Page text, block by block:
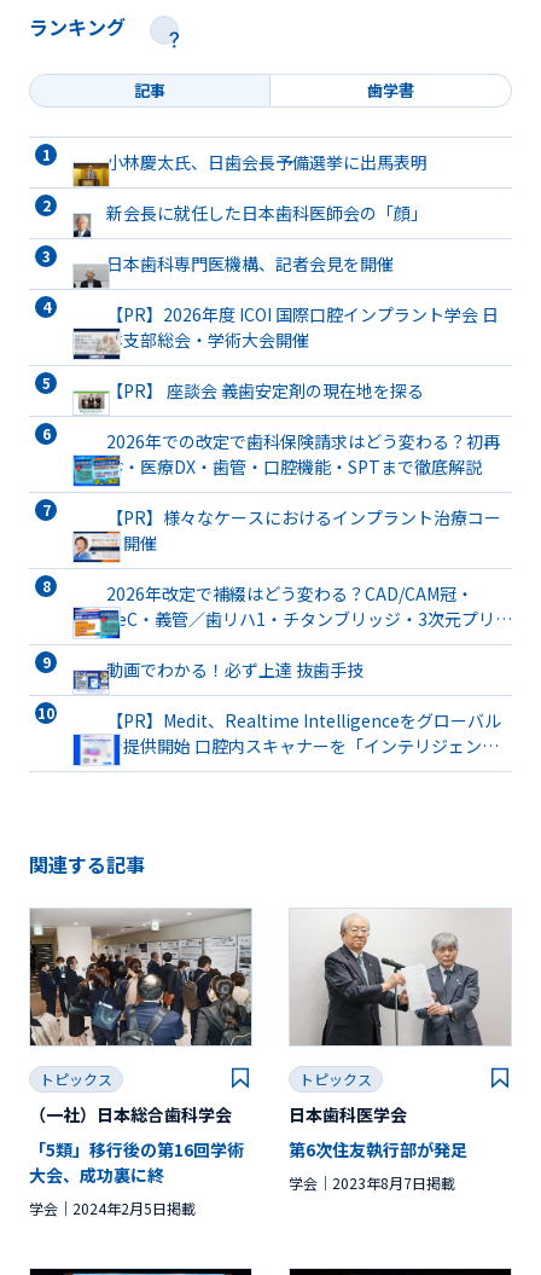
ランキング
記事 歯学書
小林慶太氏、日歯会長予備選挙に出馬表明
新会長に就任した日本歯科医師会の「顔」
日本歯科専門医機構、記者会見を開催
【PR】2026年度 ICOI 国際口腔インプラント学会 日
本支部総会・学術大会開催
【PR】 座談会 義歯安定剤の現在地を探る
2026年での改定で歯科保険請求はどう変わる？初再
診・医療DX・歯管・口腔機能・SPTまで徹底解説
【PR】様々なケースにおけるインプラント治療コー
ス開催
2026年改定で補綴はどう変わる？CAD/CAM冠・
TeC・義管／歯リハ1・チタンブリッジ・3次元プリン
ト有床義歯まで詳解
動画でわかる！必ず上達 抜歯手技
【PR】Medit、Realtime Intelligenceをグローバル
で提供開始 口腔内スキャナーを「インテリジェント
な臨床パートナー」へと進化
関連する記事
トピックス
（一社）日本総合歯科学会
「5類」移行後の第16回学術
大会、成功裏に終
学会 2024年2月5日掲載
トピックス
日本歯科医学会
第6次住友執行部が発足
学会 2023年8月7日掲載